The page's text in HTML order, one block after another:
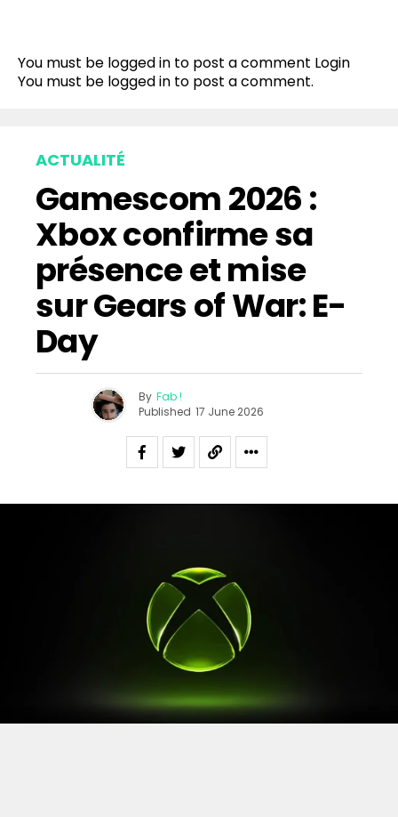
You must be logged in to post a comment Login
You must be logged in to post a comment.
ACTUALITÉ
Gamescom 2026 :
Xbox confirme sa
présence et mise
sur Gears of War: E-
Day
By Fab !
Published 17 June 2026